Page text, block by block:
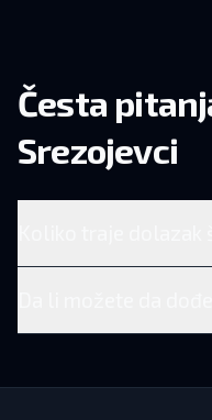
Česta
Srezojevci